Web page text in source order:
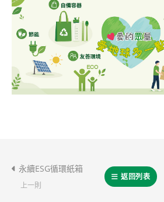
永續ESG循環紙箱
上一則
返回列表